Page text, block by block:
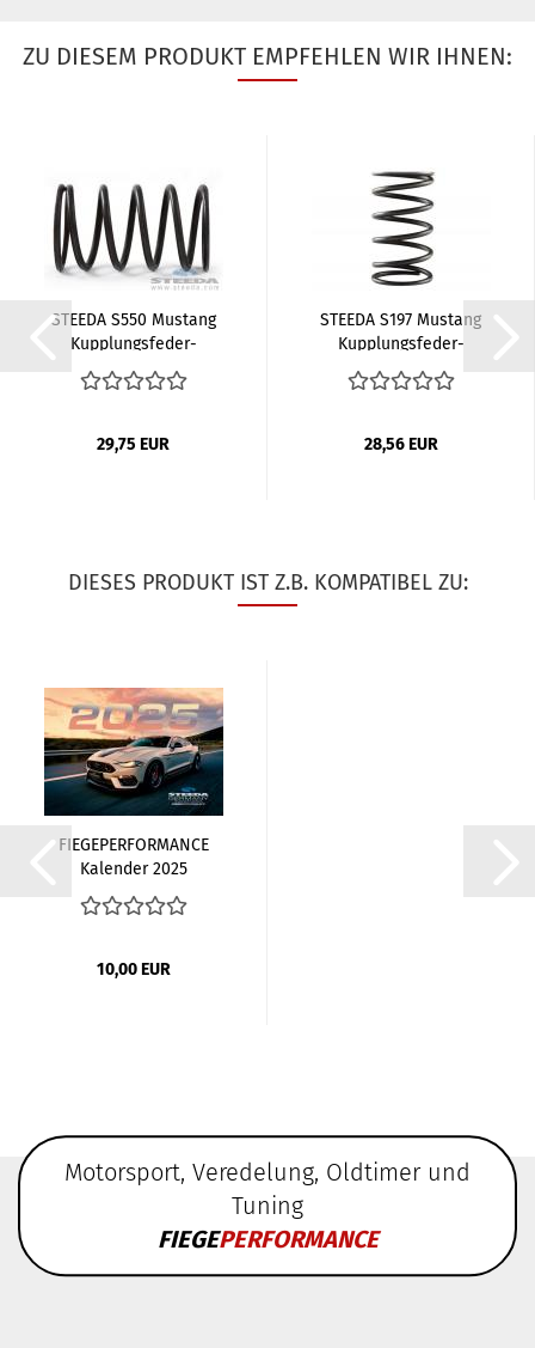
ZU DIESEM PRODUKT EMPFEHLEN WIR IHNEN:
STEEDA S550 Mustang
Kupplungsfeder-
Assistent...
29,75 EUR
STEEDA S197 Mustang
Kupplungsfeder-
Assistent...
28,56 EUR
DIESES PRODUKT IST Z.B. KOMPATIBEL ZU:
FIEGEPERFORMANCE
Kalender 2025
10,00 EUR
Motorsport, Veredelung, Oldtimer und
Tuning
FIEGEPERFORMANCE